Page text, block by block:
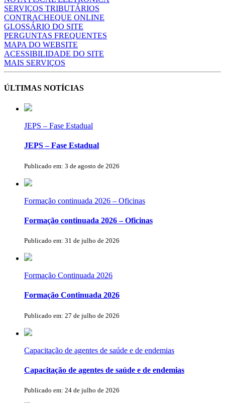
SERVIÇOS TRIBUTÁRIOS
CONTRACHEQUE ONLINE
GLOSSÁRIO DO SITE
PERGUNTAS FREQUENTES
MAPA DO WEBSITE
ACESSIBILIDADE DO SITE
MAIS SERVIÇOS
ÚLTIMAS NOTÍCIAS
JEPS – Fase Estadual
JEPS – Fase Estadual
Publicado em: 3 de agosto de 2026
Formação continuada 2026 – Oficinas
Formação continuada 2026 – Oficinas
Publicado em: 31 de julho de 2026
Formação Continuada 2026
Formação Continuada 2026
Publicado em: 27 de julho de 2026
Capacitação de agentes de saúde e de endemias
Capacitação de agentes de saúde e de endemias
Publicado em: 24 de julho de 2026